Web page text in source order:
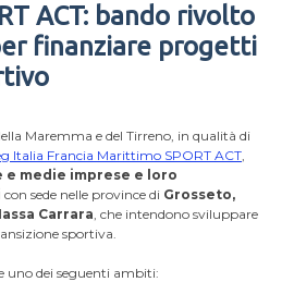
ACT: bando rivolto
finanziare progetti
Maremma e del Tirreno, in qualità di
Italia Francia Marittimo SPORT ACT,
e medie imprese e loro
con sede nelle province di Grosseto,
Carrara, che intendono sviluppare
sportiva.
uno dei seguenti ambiti: